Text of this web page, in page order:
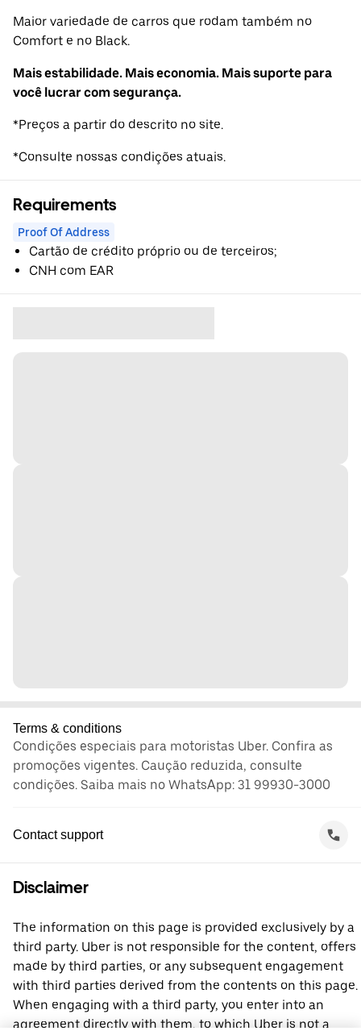
Maior variedade de carros que rodam também no
Comfort e no Black.
Mais estabilidade. Mais economia. Mais suporte para
você lucrar com segurança.
*Preços a partir do descrito no site.
*Consulte nossas condições atuais.
Requirements
Proof Of Address
Cartão de crédito próprio ou de terceiros;
CNH com EAR
Terms & conditions
Condições especiais para motoristas Uber. Confira as
promoções vigentes. Caução reduzida, consulte
condições. Saiba mais no WhatsApp: 31 99930-3000
Contact support
Disclaimer
The information on this page is provided exclusively by a
third party. Uber is not responsible for the content, offers
made by third parties, or any subsequent engagement
with third parties derived from the contents on this page.
When engaging with a third party, you enter into an
agreement directly with them, to which Uber is not a